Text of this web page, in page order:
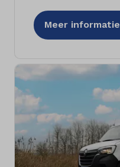
Meer informatie